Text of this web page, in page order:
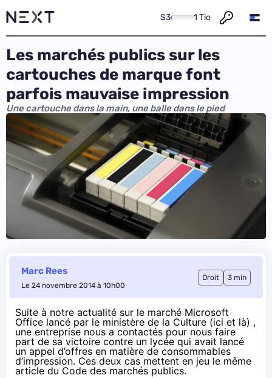
S3 1 Tio
Les marchés publics sur les
cartouches de marque font
parfois mauvaise impression
Une cartouche dans la main, une balle dans le pied
Marc Rees
Le 24 novembre 2014 à 10h00
Droit 3 min
Suite à notre actualité sur le marché Microsoft
Office lancé par le ministère de la Culture (ici et là) ,
une entreprise nous a contactés pour nous faire
part de sa victoire contre un lycée qui avait lancé
un appel d’offres en matière de consommables
d’impression. Ces deux cas mettent en jeu le même
article du Code des marchés publics.